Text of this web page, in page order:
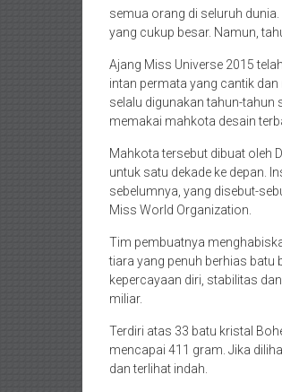
semua orang di seluruh
yang cukup besar. Namun,
Ajang Miss Universe 2015
intan permata yang cantik
selalu digunakan tahun-tahun
memakai mahkota desain
Mahkota tersebut dibuat oleh
untuk satu dekade ke depan.
sebelumnya, yang disebut-
Miss World Organization.
Tim pembuatnya
tiara yang penuh berhias batu
kepercayaan diri, stabilitas
miliar.
Terdiri atas 33 batu kristal
mencapai 411 gram. Jika
dan terlihat indah.